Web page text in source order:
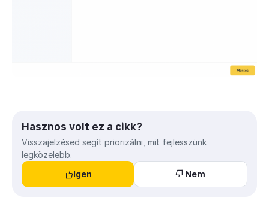
Hasznos volt ez a cikk?
Visszajelzésed segít priorizálni, mit fejlesszünk
legközelebb.
Igen
Nem